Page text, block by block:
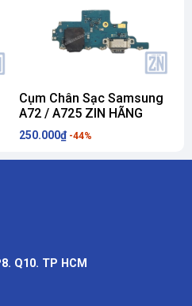
Cụm Chân Sạc Samsung
A72 / A725 ZIN HÃNG
250.000₫ -44%
Q10. TP HCM